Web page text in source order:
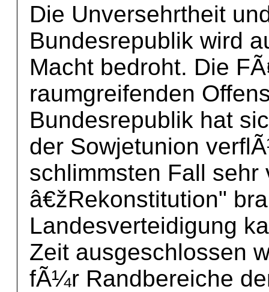
Die Unversehrtheit
Bundesrepublik wird
Macht bedroht. Die
raumgreifenden
Bundesrepublik hat
der Sowjetunion
schlimmsten Fall sehr
â€žRekonstitution"
Landesverteidigung
Zeit ausgeschlossen
fÃ¼r Randbereiche